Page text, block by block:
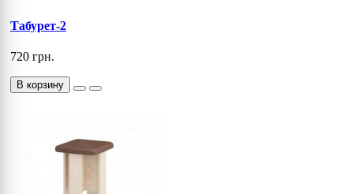
Табурет-2
720 грн.
В корзину